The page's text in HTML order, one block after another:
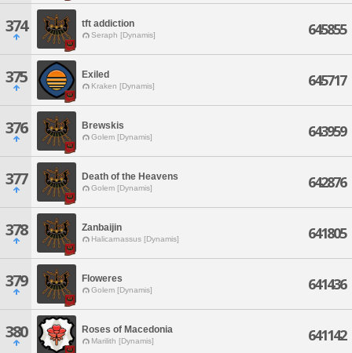
374 tft addiction
Seraph [Dynamis] 645855
375 Exiled
Kraken [Dynamis] 645717
376 Brewskis
Golem [Dynamis] 643959
377 Death of the Heavens
Golem [Dynamis] 642876
378 Zanbaijin
Halicarnassus [Dynamis] 641805
379 Floweres
Golem [Dynamis] 641436
380 Roses of Macedonia
Marilith [Dynamis] 641142